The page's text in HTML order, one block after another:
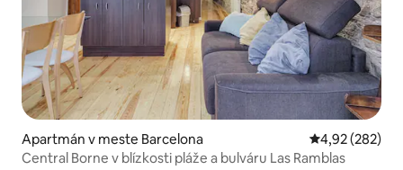
Apartmán v meste Barcelona Priemerné
4,92 (282)
Central Borne v blízkosti pláže a bulváru Las Ramblas